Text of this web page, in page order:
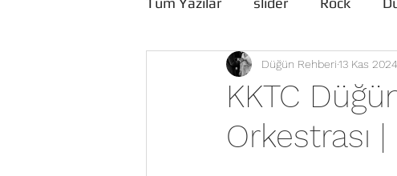
Düğün Rehberi
KKTC
Orkestrası
Düğün Rehberi13 Kas 2024